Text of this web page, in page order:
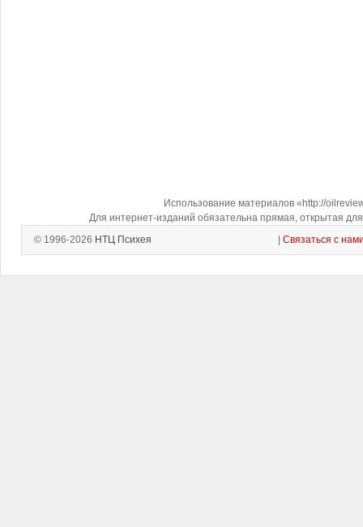
Использование материалов «http://
Для интернет-изданий обязательна прямая, открытая
© 1996-2026 НТЦ Психея Связаться с